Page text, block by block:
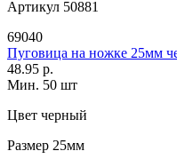
Артикул 50881
69040
Пуговица на ножке 25мм
48.95 р.
Мин. 50 шт
Цвет черный
Размер 25мм